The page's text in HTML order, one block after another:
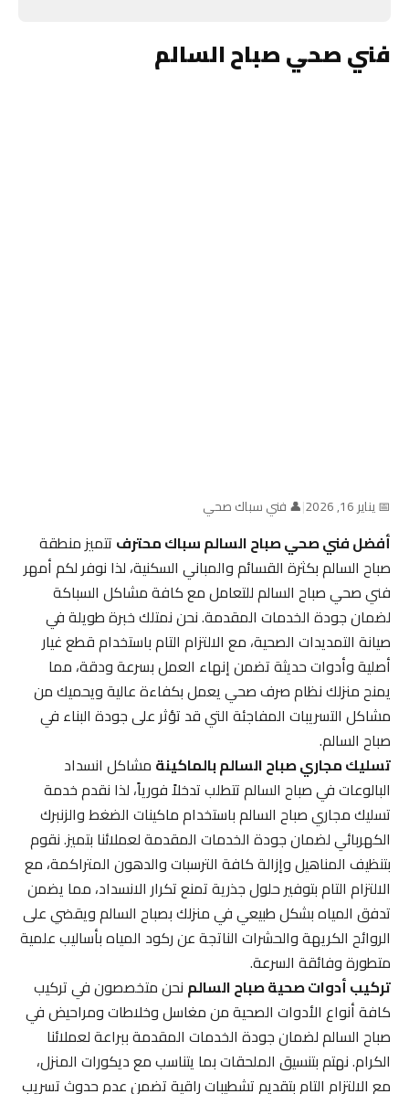
فني صحي صباح السالم
📅 يناير 16, 2026 |👤 فني سباك صحي
أفضل فني صحي صباح السالم سباك محترفتتميز منطقة
صباح السالم بكثرة القسائم والمباني السكنية، لذا نوفر لكم أمهر
فني صحي صباح السالم للتعامل مع كافة مشاكل السباكة
لضمان جودة الخدمات المقدمة. نحن نمتلك خبرة طويلة في
صيانة التمديدات الصحية، مع الالتزام التام باستخدام قطع غيار
أصلية وأدوات حديثة تضمن إنهاء العمل بسرعة ودقة، مما
يمنح منزلك نظام صرف صحي يعمل بكفاءة عالية ويحميك من
مشاكل التسريبات المفاجئة التي قد تؤثر على جودة البناء في
صباح السالم.
تسليك مجاري صباح السالم بالماكينةمشاكل انسداد
البالوعات في صباح السالم تتطلب تدخلاً فورياً، لذا نقدم خدمة
تسليك مجاري صباح السالم باستخدام ماكينات الضغط والزنبرك
الكهربائي لضمان جودة الخدمات المقدمة لعملائنا بتميز. نقوم
بتنظيف المناهيل وإزالة كافة الترسبات والدهون المتراكمة، مع
الالتزام التام بتوفير حلول جذرية تمنع تكرار الانسداد، مما يضمن
تدفق المياه بشكل طبيعي في منزلك بصباح السالم ويقضي على
الروائح الكريهة والحشرات الناتجة عن ركود المياه بأساليب علمية
متطورة وفائقة السرعة.
تركيب أدوات صحية صباح السالمنحن متخصصون في تركيب
كافة أنواع الأدوات الصحية من مغاسل وخلاطات ومراحيض في
صباح السالم لضمان جودة الخدمات المقدمة ببراعة لعملائنا
الكرام. نهتم بتنسيق الملحقات بما يتناسب مع ديكورات المنزل،
مع الالتزام التام بتقديم تشطيبات راقية تضمن عدم حدوث تسريب